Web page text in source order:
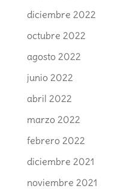
diciembre 2022
octubre 2022
agosto 2022
junio 2022
abril 2022
marzo 2022
febrero 2022
diciembre 2021
noviembre 2021